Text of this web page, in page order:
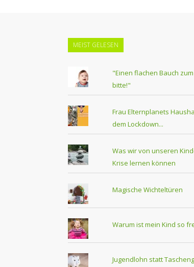
MEIST GELESEN
"Einen flachen Bauch
bitte!"
Frau Elternplanets
dem Lockdown...
Was wir von unseren
Krise lernen können
Magische Wichteltüren
Warum ist mein Kind so
Jugendlohn statt